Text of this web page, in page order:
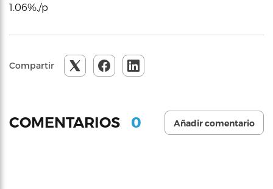
1.06%./p
Compartir
COMENTARIOS 0 Añadir comentario